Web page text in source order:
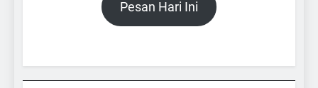
Pesan Hari Ini